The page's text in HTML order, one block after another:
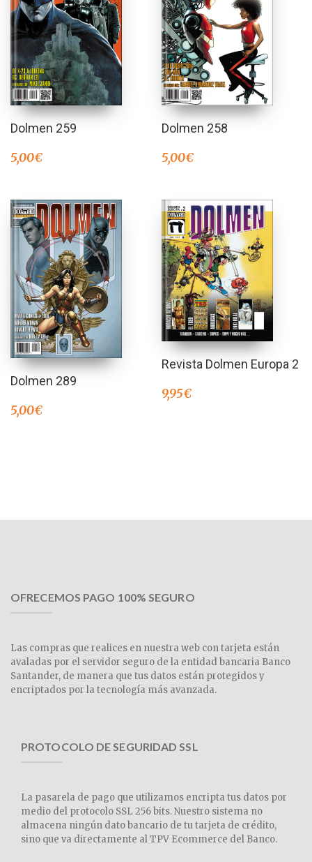
Dolmen 259
5,00€
Dolmen 258
5,00€
Dolmen 289
5,00€
Revista Dolmen Europa 2
9,95€
OFRECEMOS PAGO 100% SEGURO
Las compras que realices en nuestra web con tarjeta están
avaladas por el servidor seguro de la entidad bancaria Banco
Santander, de manera que tus datos están protegidos y
encriptados por la tecnología más avanzada.
PROTOCOLO DE SEGURIDAD SSL
La pasarela de pago que utilizamos encripta tus datos por
medio del protocolo SSL 256 bits. Nuestro sistema no
almacena ningún dato bancario de tu tarjeta de crédito,
sino que va directamente al TPV Ecommerce del Banco.